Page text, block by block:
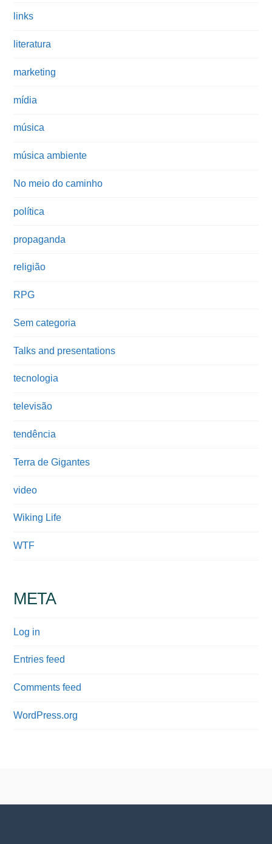
links
literatura
marketing
mídia
música
música ambiente
No meio do caminho
política
propaganda
religião
RPG
Sem categoria
Talks and presentations
tecnologia
televisão
tendência
Terra de Gigantes
video
Wiking Life
WTF
META
Log in
Entries feed
Comments feed
WordPress.org